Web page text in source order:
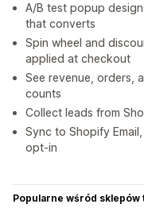
A/B test popup
that converts
Spin wheel and
applied at checkout
See revenue, orders,
counts
Collect leads from
Sync to Shopify
opt-in
Popularne wśród sklepów